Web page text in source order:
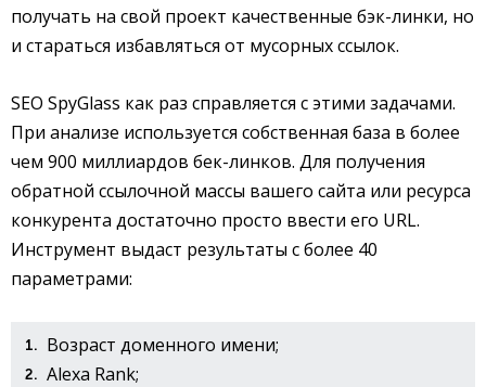
получать на свой проект качественные бэк-линки, но
и стараться избавляться от мусорных ссылок.
SEO SpyGlass как раз справляется с этими задачами.
При анализе используется собственная база в более
чем 900 миллиардов бек-линков. Для получения
обратной ссылочной массы вашего сайта или ресурса
конкурента достаточно просто ввести его URL.
Инструмент выдаст результаты с более 40
параметрами:
Возраст доменного имени;
Alexa Rank;